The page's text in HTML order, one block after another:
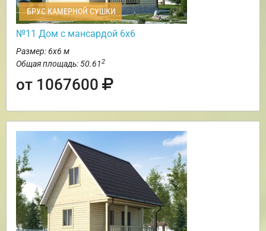
БРУС КАМЕРНОЙ СУШКИ
№11 Дом с мансардой 6х6
Размер: 6х6 м
Общая площадь: 50.612
от 1067600